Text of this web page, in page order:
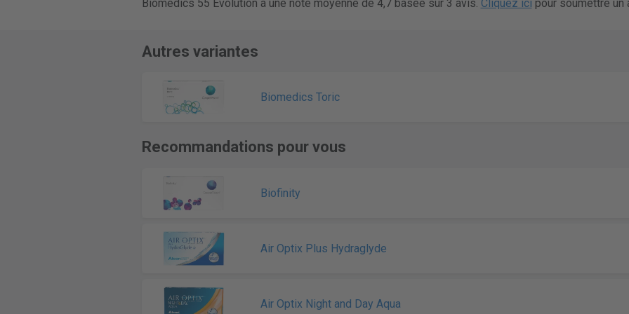
Biomedics 55 Evolution a une note moyenne de 4,7 basée sur 3 avis. Cliquez ici pour soumettre un
Autres variantes
Biomedics Toric
Recommandations pour vous
Biofinity
Air Optix Plus Hydraglyde
Air Optix Night and Day Aqua